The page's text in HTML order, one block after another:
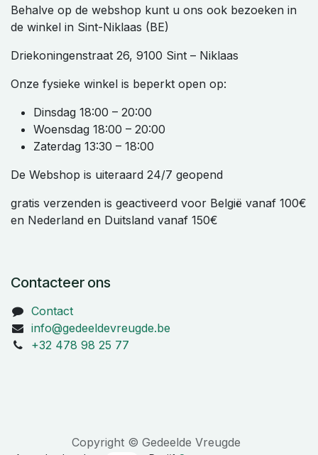
Behalve op de webshop kunt u ons ook bezoeken in
de winkel in Sint-Niklaas (BE)
Driekoningenstraat 26, 9100 Sint – Niklaas
Onze fysieke winkel is beperkt open op:
Dinsdag 18:00 – 20:00
Woensdag 18:00 – 20:00
Zaterdag 13:30 – 18:00
De Webshop is uiteraard 24/7 geopend
gratis verzenden is geactiveerd voor België vanaf 100€
en Nederland en Duitsland vanaf 150€
Contacteer ons
Contact
info@gedeeldevreugde.be
+32 478 98 25 77
Copyright © Gedeelde Vreugde